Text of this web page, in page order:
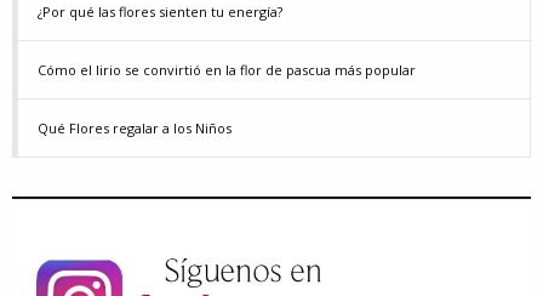
¿Por qué las flores sienten tu energía?
Cómo el lirio se convirtió en la flor de pascua más popular
Qué Flores regalar a los Niños